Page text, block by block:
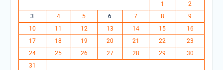
1
2
3
4 5 6 7 8
9
10
11 12 13 14 15
16
17
18 19 20 21 22
23
24
25 26 27 28 29
30
31